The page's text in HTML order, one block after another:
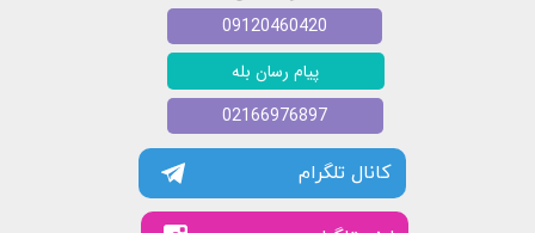
کانال تلگرام
پیام رسان بله
09120460420
02166976897